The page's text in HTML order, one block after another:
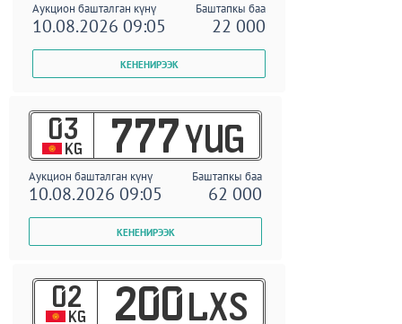
Аукцион башталган күнү Баштапкы баа
10.08.2026 09:05 22 000
03
KG 777 YUG
Аукцион башталган күнү Баштапкы баа
10.08.2026 09:05 62 000
02
KG 200 LXS